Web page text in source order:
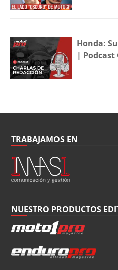
Honda:
| Podcast
TRABAJAMOS EN
NUESTRO PRODUCTOS